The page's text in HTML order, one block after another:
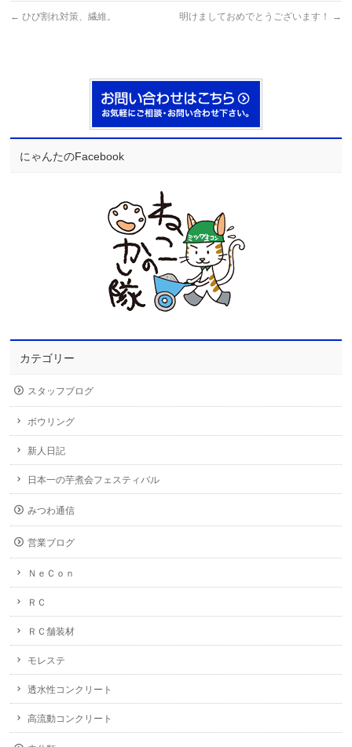
← ひび割れ対策、繊維。 明けましておめでとうございます！ →
にゃんたのFacebook
カテゴリー
スタッフブログ
ボウリング
新人日記
日本一の芋煮会フェスティバル
みつわ通信
営業ブログ
ＮｅＣｏｎ
ＲＣ
ＲＣ舗装材
モレステ
透水性コンクリート
高流動コンクリート